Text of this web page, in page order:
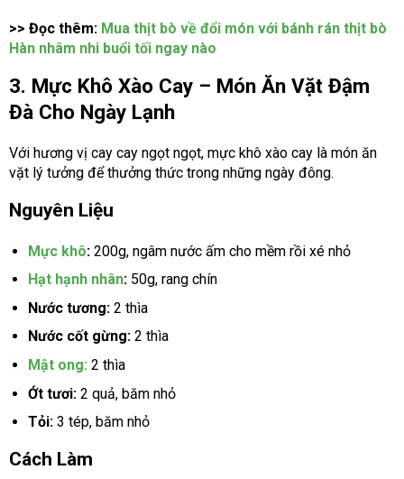
>> Đọc thêm: Mua thịt bò về đổi món với bánh rán thịt bò
Hàn nhâm nhi buổi tối ngay nào
3. Mực Khô Xào Cay – Món Ăn Vặt Đậm
Đà Cho Ngày Lạnh
Với hương vị cay cay ngọt ngọt, mực khô xào cay là món ăn
vặt lý tưởng để thưởng thức trong những ngày đông.
Nguyên Liệu
Mực khô:200g, ngâm nước ấm cho mềm rồi xé nhỏ
Hạt hạnh nhân:50g, rang chín
Nước tương:2 thìa
Nước cốt gừng:2 thìa
Mật ong: 2 thìa
Ớt tươi:2 quả, băm nhỏ
Tỏi:3 tép, băm nhỏ
Cách Làm